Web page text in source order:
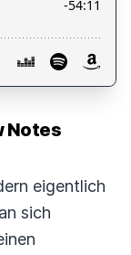
Notes
eigentlich
sich